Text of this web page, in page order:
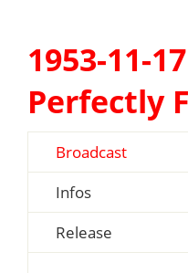
1953-11-
Perfectly
Broadcast
Infos
Release